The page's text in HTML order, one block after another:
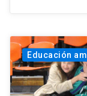
Educación